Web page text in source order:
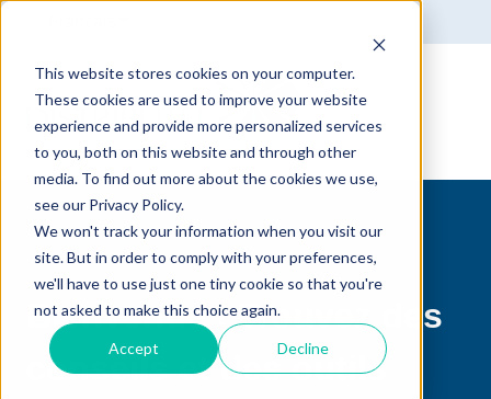
This website stores cookies on your computer.
These cookies are used to improve your website
experience and provide more personalized services
to you, both on this website and through other
media. To find out more about the cookies we use,
see our Privacy Policy.
We won't track your information when you visit our
site. But in order to comply with your preferences,
we'll have to use just one tiny cookie so that you're
not asked to make this choice again.
Accept Decline
Bienvenue ! Trouvez des
conseils et des outils